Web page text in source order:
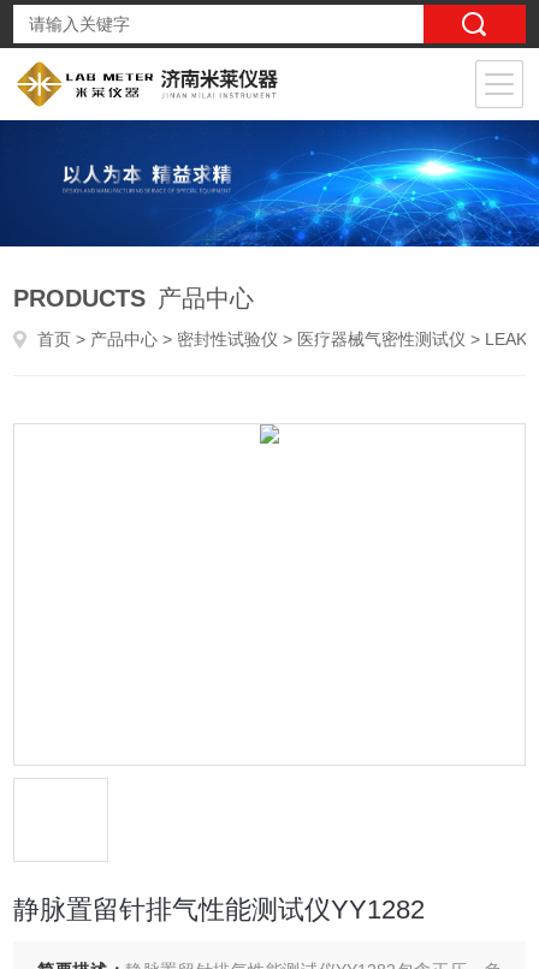
PRODUCTS 产品中心
首页 > 产品中心 > 密封性试验仪 > 医疗器械气密性测试仪 > LEAK-A3静脉置留针排气性能测试仪YY1282
静脉置留针排气性能测试仪YY1282